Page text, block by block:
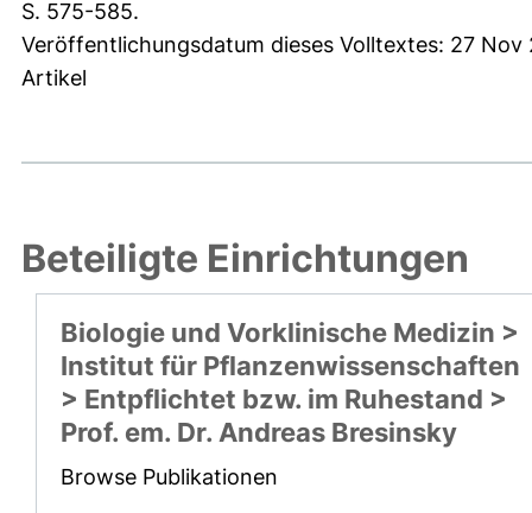
S. 575-585.
Veröffentlichungsdatum dieses Volltextes: 27 Nov
Artikel
Beteiligte Einrichtungen
Biologie und Vorklinische Medizin >
Institut für Pflanzenwissenschaften
> Entpflichtet bzw. im Ruhestand >
Prof. em. Dr. Andreas Bresinsky
Browse Publikationen